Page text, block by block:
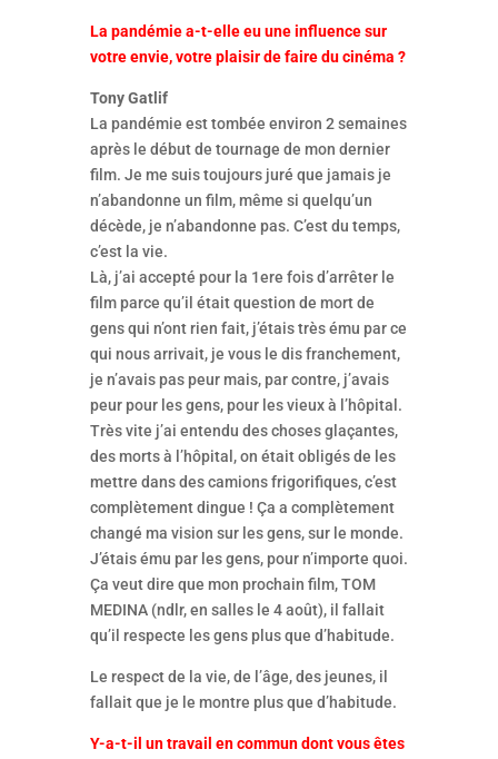
La pandémie a-t-elle eu une influence sur
votre envie, votre plaisir de faire du cinéma ?
Tony Gatlif
La pandémie est tombée environ 2 semaines
après le début de tournage de mon dernier
film. Je me suis toujours juré que jamais je
n’abandonne un film, même si quelqu’un
décède, je n’abandonne pas. C’est du temps,
c’est la vie.
Là, j’ai accepté pour la 1ere fois d’arrêter le
film parce qu’il était question de mort de
gens qui n’ont rien fait, j’étais très ému par ce
qui nous arrivait, je vous le dis franchement,
je n’avais pas peur mais, par contre, j’avais
peur pour les gens, pour les vieux à l’hôpital.
Très vite j’ai entendu des choses glaçantes,
des morts à l’hôpital, on était obligés de les
mettre dans des camions frigorifiques, c’est
complètement dingue ! Ça a complètement
changé ma vision sur les gens, sur le monde.
J’étais ému par les gens, pour n’importe quoi.
Ça veut dire que mon prochain film, TOM
MEDINA (ndlr, en salles le 4 août), il fallait
qu’il respecte les gens plus que d’habitude.
Le respect de la vie, de l’âge, des jeunes, il
fallait que je le montre plus que d’habitude.
Y-a-t-il un travail en commun dont vous êtes